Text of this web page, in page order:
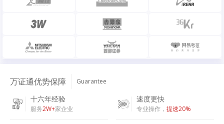
万证通优势保障 Guarantee
十六年经验
服务2W+家企业
速度更快
专业操作，提速20%